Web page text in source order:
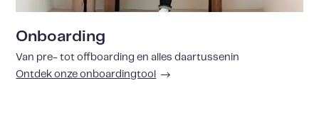
Onboarding
Van pre- tot offboarding en alles daartussenin
Ontdek onze onboardingtool